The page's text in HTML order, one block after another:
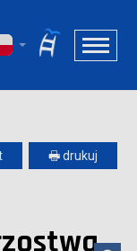
🖶 drukuj